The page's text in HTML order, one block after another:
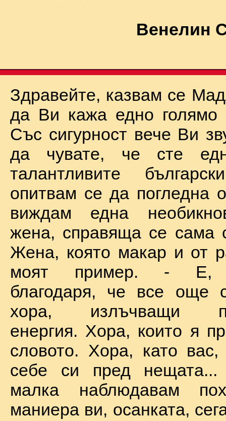
Венелин
Здравейте, казвам се
да Ви кажа едно голямо
Със сигурност вече Ви
да чувате, че сте
талантливите
опитвам се да погледна
виждам една
жена, справяща се сама
Жена, която макар и от
моят пример. - Е,
благодаря, че все още
хора, излъчващи
енергия. Хора, които я
словото. Хора, като
себе си пред
малка наблюдавам
маниера ви, осанката,